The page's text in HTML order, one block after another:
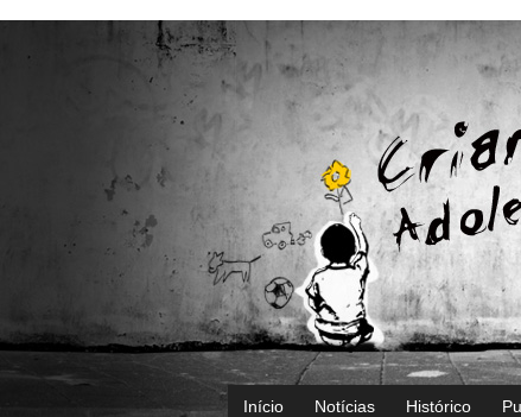
Início Notícias Histórico